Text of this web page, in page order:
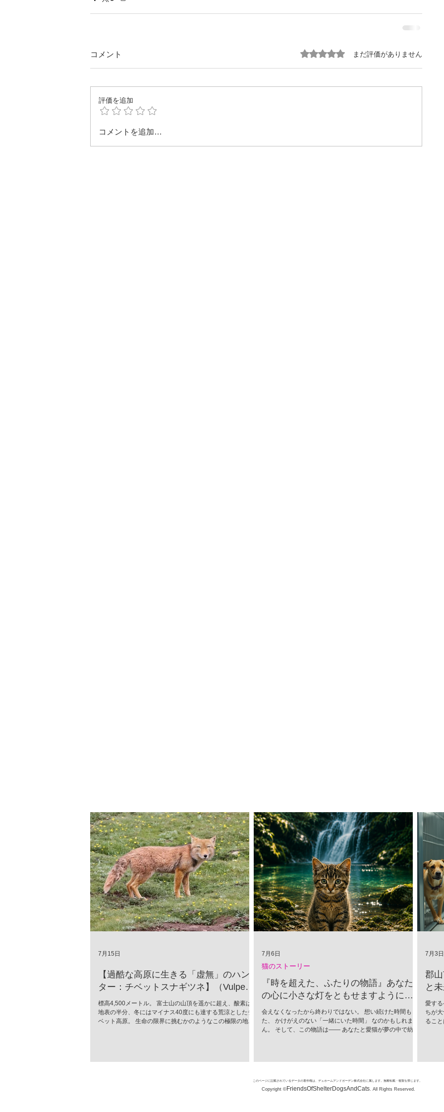
コメント 5つ星のうち0と評価されています。
まだ評価がありません
評価を追加
コメントを追加…
【過酷な高原に生きる「虚無」のハン
ター：チベットスナギツネ】（Vulpes
ferrilata）
標高4,500メートル。 富士山の山頂を遥かに超え、酸素は
地表の半分、冬にはマイナス40度にも達する荒涼としたチ
ベット高原。 生命の限界に挑むかのようなこの極限の地
の究極のデザイン」なのです。 特徴的な四角い顔は、決し
7月15日
『時を超えた、ふたりの物語』あなた
の心に小さな灯をともせますように。
Time began to flow again
会えなくなったから終わりではない。 想い続けた時間もま
た、 かけがえのない「一緒にいた時間」 なのかもしれませ
ん。 そして、この物語は―― あなたと愛猫が夢の中で紡い
猫のストーリー
7月6日
郡
と
愛す
ちが
るこ
7月3日
このページに記載されているデータの著作権は、デュホームアンドガーデン株式会社に属します。無断転載・複製を禁じます。
Copyright ©FriendsOfShelterDogsAndCats. All Rights Reserved.